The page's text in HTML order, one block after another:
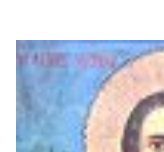
o
o
k
α
σ
τε
ίτ
ε